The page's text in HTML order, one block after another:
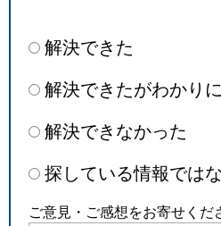
解決できた
解決できたがわかり
解決できなかった
探している情報では
ご意見・ご感想をお寄せくだ